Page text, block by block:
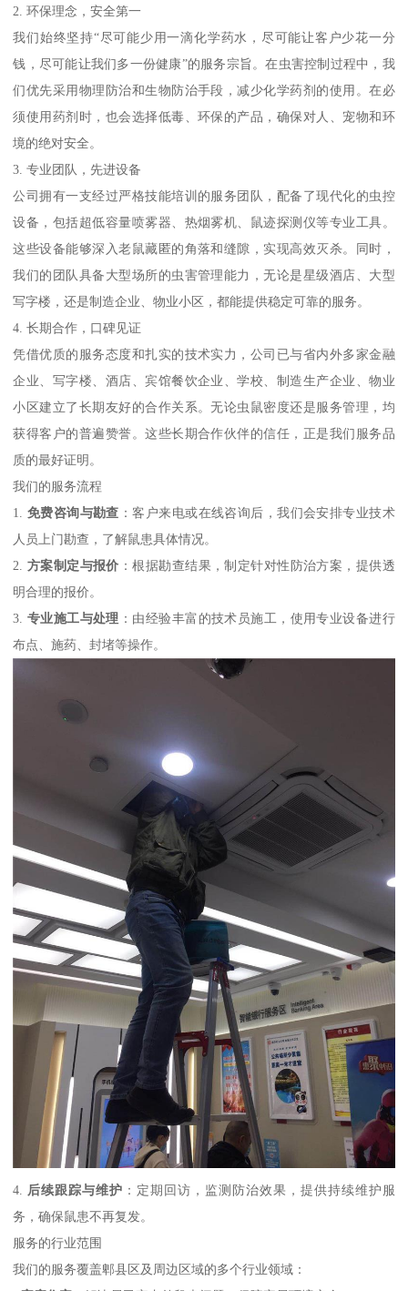
2. 环保理念，安全第一
我们始终坚持“尽可能少用一滴化学药水，尽可能让客户少花一分
钱，尽可能让我们多一份健康”的服务宗旨。在虫害控制过程中，我
们优先采用物理防治和生物防治手段，减少化学药剂的使用。在必
须使用药剂时，也会选择低毒、环保的产品，确保对人、宠物和环
境的绝对安全。
3. 专业团队，先进设备
公司拥有一支经过严格技能培训的服务团队，配备了现代化的虫控
设备，包括超低容量喷雾器、热烟雾机、鼠迹探测仪等专业工具。
这些设备能够深入老鼠藏匿的角落和缝隙，实现高效灭杀。同时，
我们的团队具备大型场所的虫害管理能力，无论是星级酒店、大型
写字楼，还是制造企业、物业小区，都能提供稳定可靠的服务。
4. 长期合作，口碑见证
凭借优质的服务态度和扎实的技术实力，公司已与省内外多家金融
企业、写字楼、酒店、宾馆餐饮企业、学校、制造生产企业、物业
小区建立了长期友好的合作关系。无论虫鼠密度还是服务管理，均
获得客户的普遍赞誉。这些长期合作伙伴的信任，正是我们服务品
质的最好证明。
我们的服务流程
1. 免费咨询与勘查 ：客户来电或在线咨询后，我们会安排专业技术
人员上门勘查，了解鼠患具体情况。
2. 方案制定与报价 ：根据勘查结果，制定针对性防治方案，提供透
明合理的报价。
3. 专业施工与处理 ：由经验丰富的技术员施工，使用专业设备进行
布点、施药、封堵等操作。
4. 后续跟踪与维护 ：定期回访，监测防治效果，提供持续维护服
务，确保鼠患不再复发。
服务的行业范围
我们的服务覆盖郫县区及周边区域的多个行业领域：